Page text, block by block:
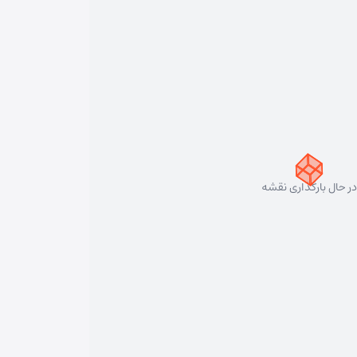
در حال بارگذاری نقشه